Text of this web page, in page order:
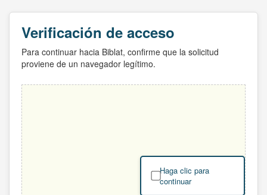
Verificación de acceso
Para continuar hacia Biblat, confirme que la solicitud
proviene de un navegador legítimo.
Haga clic para
continuar